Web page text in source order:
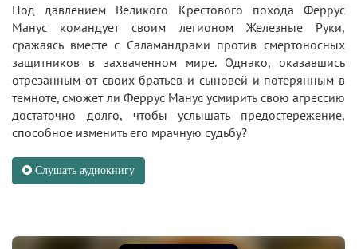
Под давлением Великого Крестового похода Феррус
Манус командует своим легионом Железные Руки,
сражаясь вместе с Саламандрами против смертоносных
защитников в захваченном мире. Однако, оказавшись
отрезанным от своих братьев и сыновей и потерянным в
темноте, сможет ли Феррус Манус усмирить свою агрессию
достаточно долго, чтобы услышать предостережение,
способное изменить его мрачную судьбу?
Слушать аудиокнигу